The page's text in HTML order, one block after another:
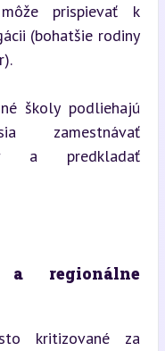
prispievať k
(bohatšie rodiny
školy podliehajú
zamestnávať
a predkladať
a regionálne
kritizované za